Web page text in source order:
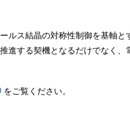
ルス結晶の対称性制御を基軸
進する契機となるだけでなく
をご覧ください。